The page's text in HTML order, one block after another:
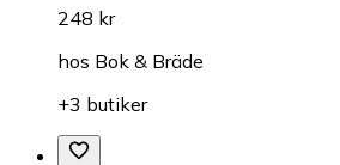
248 kr
hos Bok & Bräde
+3 butiker